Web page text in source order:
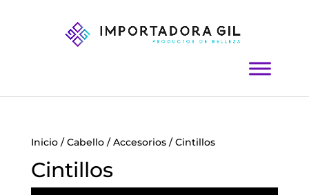
Inicio/Cabello/Accesorios/ Cintillos
Cintillos